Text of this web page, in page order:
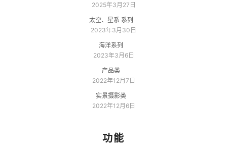
2025年3月27日
太空、星系 系列
2023年3月30日
海洋系列
2023年3月6日
产品类
2022年12月7日
实景摄影类
2022年12月6日
功能